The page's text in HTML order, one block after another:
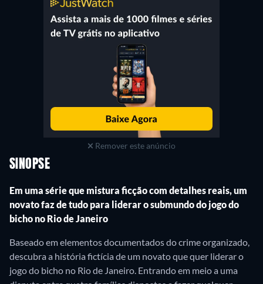
Remover este anúncio
SINOPSE
Em uma série que mistura ficção com detalhes reais, um
novato faz de tudo para liderar o submundo do jogo do
bicho no Rio de Janeiro
Baseado em elementos documentados do crime organizado,
descubra a história fictícia de um novato que quer liderar o
jogo do bicho no Rio de Janeiro. Entrando em meio a uma